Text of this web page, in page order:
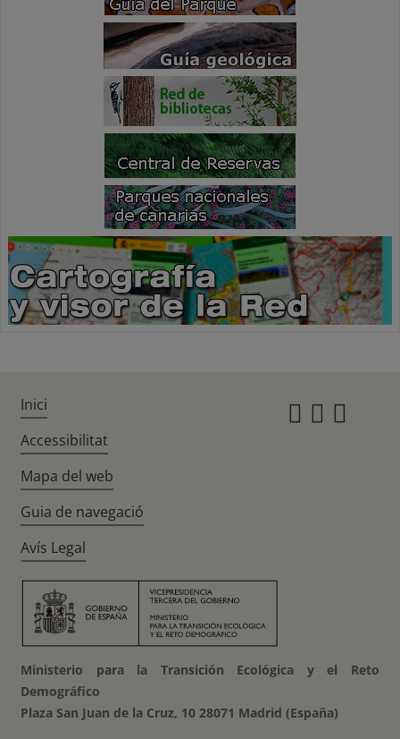
Inici
Accessibilitat
Mapa del web
Guia de navegació
Avís Legal
Ministerio para la Transición Ecológica y el Reto
Demográfico
Plaza San Juan de la Cruz, 10 28071 Madrid (España)